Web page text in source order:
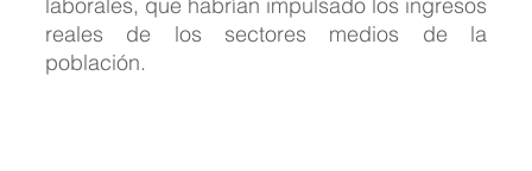
reales de los sectores medios de la
población.